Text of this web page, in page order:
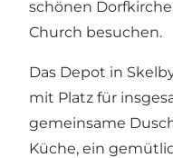
schönen
Church besuchen.
Das Depot in
mit Platz für
gemeinsame
Küche, ein